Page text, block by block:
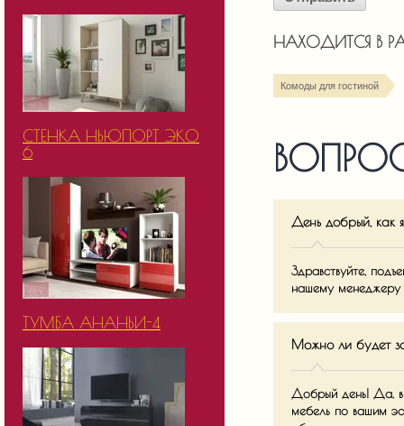
СТЕНКА НЬЮПОРТ ЭКО
6
ТУМБА АНАНЬИ-4
НАХОДИТСЯ В
Комоды для гостиной
День добрый, как
Здравствуйте,
нашему менеджеру
Можно ли будет
Добрый день! Да,
мебель по вашим